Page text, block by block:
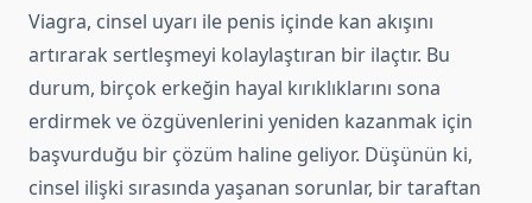
Viagra, cinsel uyarı ile penis içinde kan akışını
artırarak sertleşmeyi kolaylaştıran bir ilaçtır. Bu
durum, birçok erkeğin hayal kırıklıklarını sona
erdirmek ve özgüvenlerini yeniden kazanmak için
başvurduğu bir çözüm haline geliyor. Düşünün ki,
cinsel ilişki sırasında yaşanan sorunlar, bir taraftan